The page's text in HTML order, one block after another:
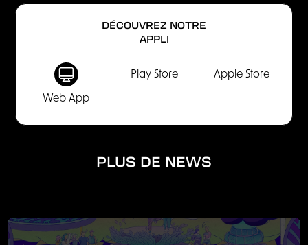
DÉCOUVREZ NOTRE
APPLI
Web App
Play Store Apple Store
PLUS DE NEWS